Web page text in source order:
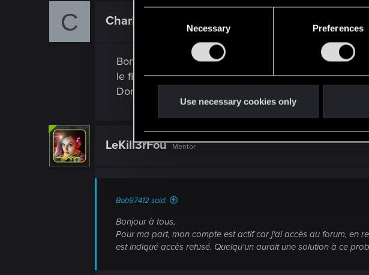
e
l
i
n
Necessary Preferences
Use necessary cookies only
i
:
C Charlot67
Bonsoir,
le fichier .json des commandes prend bien en
Donc, dans erreur en "dur"
LeKill3rFou Mentor
Bob97412 said:
Bonjour à tous,
Pour ma part, mon compte est actif car j'ai accès au forum, en
est indiqué accès refusé. Quelqu'un aurait une solution à ce